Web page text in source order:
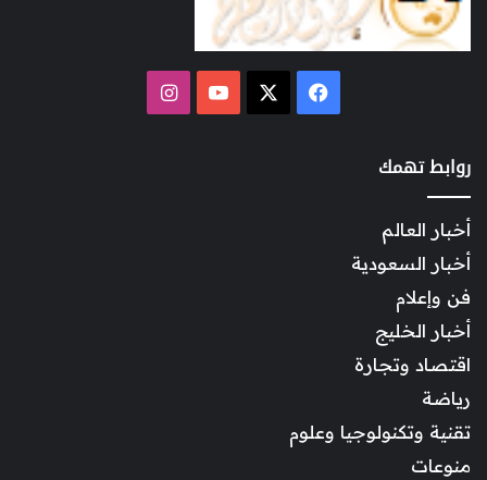
فيسبوك ‫YouTubeانستقرام
روابط تهمك
أخبار العالم
أخبار السعودية
فن وإعلام
أخبار الخليج
اقتصاد وتجارة
رياضة
تقنية وتكنولوجيا وعلوم
منوعات